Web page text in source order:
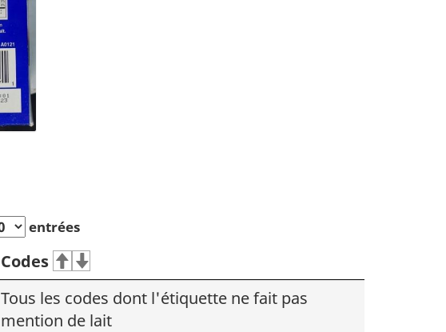
entrées
Codes
Tous les codes dont l'étiquette ne fait pas
mention de lait